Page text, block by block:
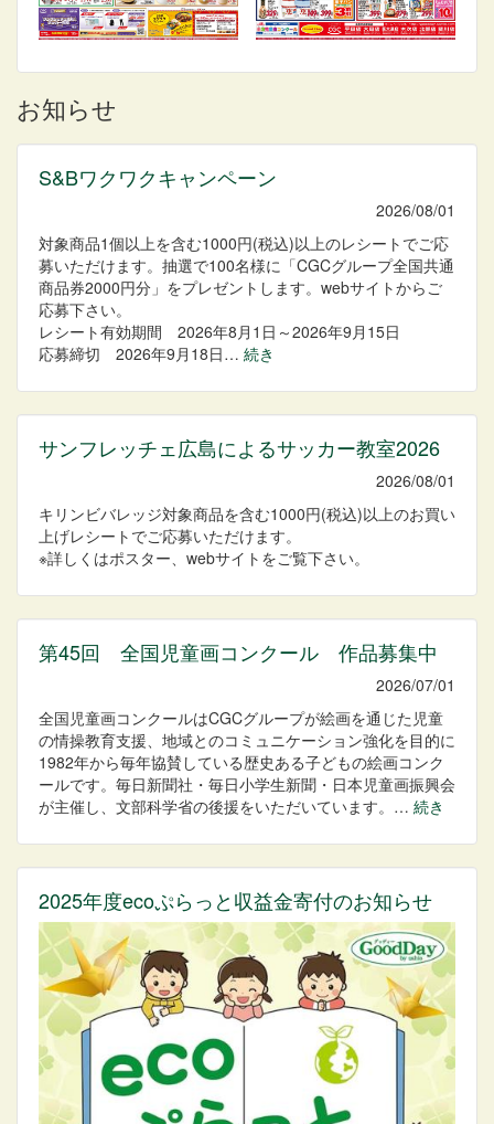
お知らせ
S&Bワクワクキャンペーン
2026/08/01
対象商品1個以上を含む1000円(税込)以上のレシートでご応
募いただけます。抽選で100名様に「CGCグループ全国共通
商品券2000円分」をプレゼントします。webサイトからご
応募下さい。
レシート有効期間 2026年8月1日～2026年9月15日
応募締切 2026年9月18日… 続き
サンフレッチェ広島によるサッカー教室2026
2026/08/01
キリンビバレッジ対象商品を含む1000円(税込)以上のお買い
上げレシートでご応募いただけます。
※詳しくはポスター、webサイトをご覧下さい。
第45回 全国児童画コンクール 作品募集中
2026/07/01
全国児童画コンクールはCGCグループが絵画を通じた児童
の情操教育支援、地域とのコミュニケーション強化を目的に
1982年から毎年協賛している歴史ある子どもの絵画コンク
ールです。毎日新聞社・毎日小学生新聞・日本児童画振興会
が主催し、文部科学省の後援をいただいています。… 続き
2025年度ecoぷらっと収益金寄付のお知らせ